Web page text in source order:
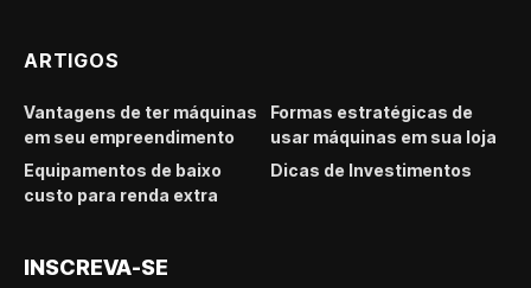
ARTIGOS
Vantagens de ter máquinas
em seu empreendimento
Formas estratégicas de
usar máquinas em sua loja
Equipamentos de baixo
custo para renda extra
Dicas de Investimentos
INSCREVA-SE